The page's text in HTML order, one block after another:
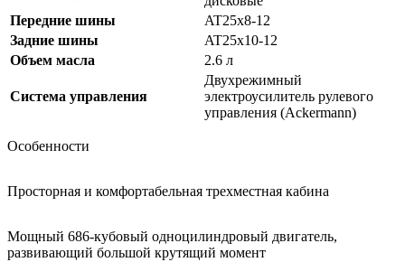
Передние шины
AT25x8-12
Задние шины
AT25x10-12
Объем масла
2.6 л
Система управления
Двухрежимный
электроусилитель рулевого
управления (Ackermann)
Особенности
Просторная и комфортабельная трехместная кабина
Мощный 686-кубовый одноцилиндровый двигатель,
развивающий большой крутящий момент